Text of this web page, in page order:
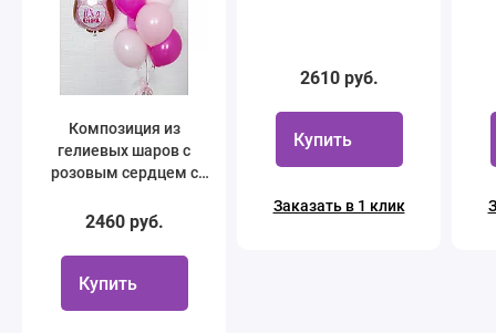
Композиция из
гелиевых шаров с
розовым сердцем с
надписью № 10
2460 руб.
Купить
2610 руб.
Купить
Заказать в 1 клик